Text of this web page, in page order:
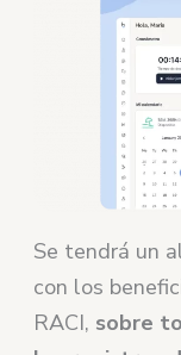
Se tendrá un
con los
RACI, sobre